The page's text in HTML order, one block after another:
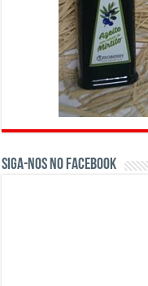
Siga-nos no Facebook